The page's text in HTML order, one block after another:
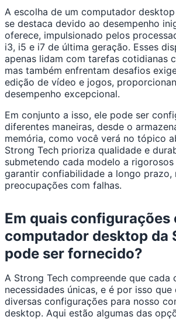
A escolha de um computador
se destaca devido ao desempenho
oferece, impulsionado pelos
i3, i5 e i7 de última geração. Esses
apenas lidam com tarefas cotidianas
mas também enfrentam desafios
edição de vídeo e jogos,
desempenho excepcional.
Em conjunto a isso, ele pode ser
diferentes maneiras, desde o
memória, como você verá no tópico
Strong Tech prioriza qualidade e
submetendo cada modelo a
garantir confiabilidade a longo prazo,
preocupações com falhas.
Em quais configurações
computador desktop da
pode ser fornecido?
A Strong Tech compreende que cada
necessidades únicas, e é por isso
diversas configurações para nosso
desktop. Aqui estão algumas das